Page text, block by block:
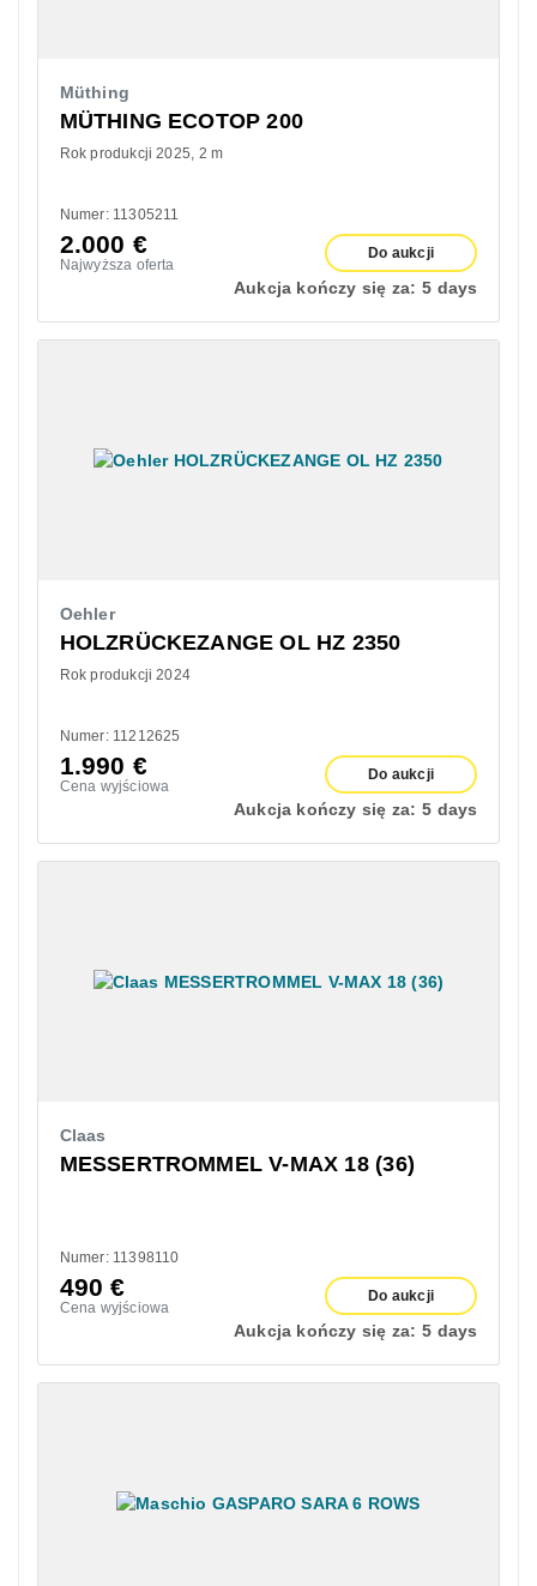
Müthing
MÜTHING ECOTOP 200
Rok produkcji 2025 2 m
Numer: 11305211
2.000 €
Najwyższa oferta
Do aukcji
Aukcja kończy się za: 5 days
Oehler
HOLZRÜCKEZANGE OL HZ 2350
Rok produkcji 2024
Numer: 11212625
1.990 €
Cena wyjściowa
Do aukcji
Aukcja kończy się za: 5 days
Claas
MESSERTROMMEL V-MAX 18 (36)
Numer: 11398110
490€
Cena wyjściowa
Do aukcji
Aukcja kończy się za: 5 days